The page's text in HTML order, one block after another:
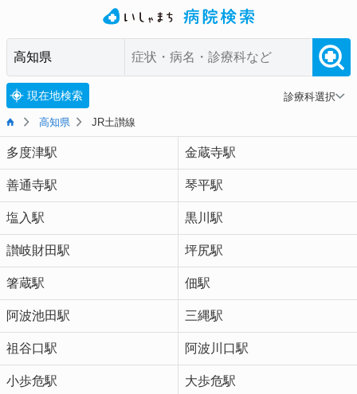
現在地検索 診療科選択
高知県 JR土讃線
多度津駅 金蔵寺駅
善通寺駅 琴平駅
塩入駅 黒川駅
讃岐財田駅 坪尻駅
箸蔵駅 佃駅
阿波池田駅 三縄駅
祖谷口駅 阿波川口駅
小歩危駅 大歩危駅